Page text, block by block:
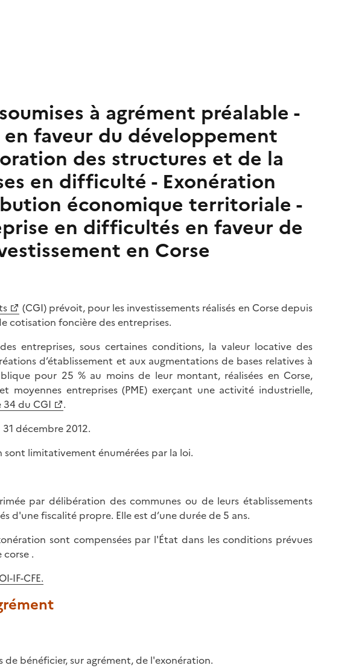
à agrément préalable -
faveur du développement
des structures et de la
en difficulté - Exonération
économique territoriale -
en difficultés en faveur de
en Corse
(CGI) prévoit, pour les investissements réalisés en Corse depuis
cotisation foncière des entreprises.
entreprises, sous certaines conditions, la valeur locative des
d’établissement et aux augmentations de bases relatives à
pour 25 % au moins de leur montant, réalisées en Corse,
moyennes entreprises (PME) exerçant une activité industrielle,
du CGI
.
décembre 2012.
limitativement énumérées par la loi.
par délibération des communes ou de leurs établissements
fiscalité propre. Elle est d’une durée de 5 ans.
sont compensées par l'État dans les conditions prévues
.
IF-CFE.
bénéficier, sur agrément, de l'exonération.